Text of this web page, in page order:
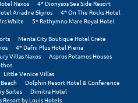
Naxos
4* Dionysos Sea Side Resort
Ariadne Skyros
4* On The Rocks Hotel
White
5* Rethymno Mare Royal Hotel
Menta City Boutique Hotel Crete
4* Dafni Plus Hotel Pieria
Villas Naxos
Aspros Potamos Houses
Little Venice Villas
Dolphin Resort Hotel & Conference
Suites
Dimitra Hotel
Resort by Louis Hotels